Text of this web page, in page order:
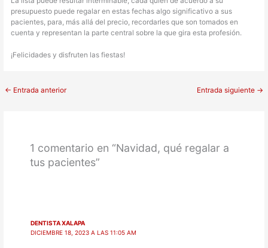
presupuesto puede regalar en estas fechas algo significativo a sus
pacientes, para, más allá del precio, recordarles que son tomados en
cuenta y representan la parte central sobre la que gira esta profesión.
¡Felicidades y disfruten las fiestas!
← Entrada anterior Entrada siguiente →
1 comentario en “Navidad, qué regalar a
tus pacientes”
DENTISTA XALAPA
DICIEMBRE 18, 2023 A LAS 11:05 AM